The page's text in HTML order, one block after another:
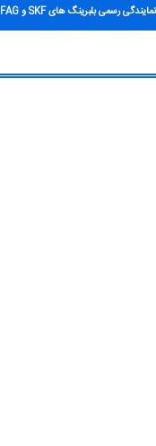
نمایندگی رسمی بلبرینگ های SKF و FAG در ایران